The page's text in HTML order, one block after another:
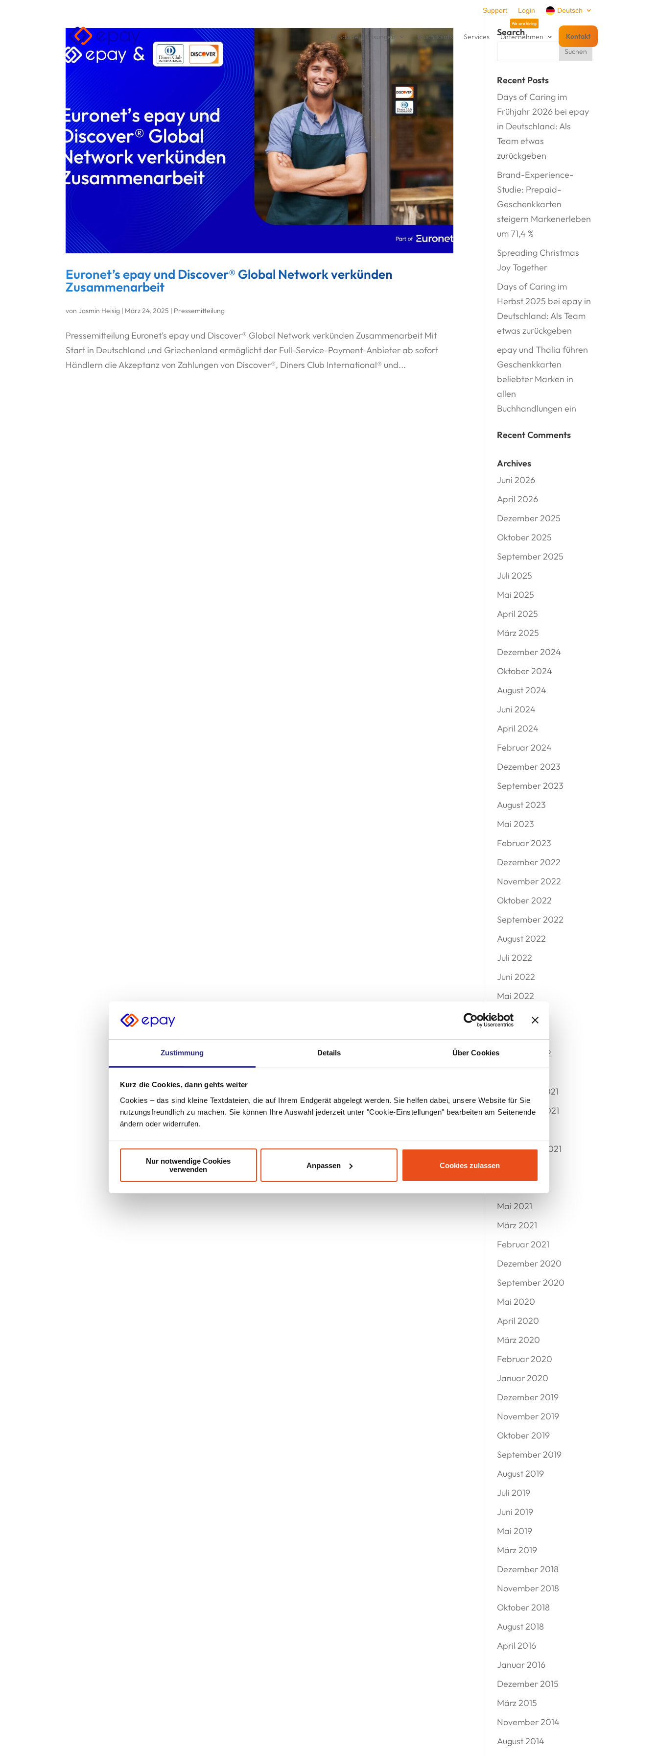
Zustimmung Details Über Cookies
Kurz die Cookies, dann gehts weiter
Cookies – das sind kleine Textdateien, die auf Ihrem Endgerät abgelegt werden. Sie helfen dabei, unsere Website für Sie
nutzungsfreundlich zu machen. Sie können Ihre Auswahl jederzeit unter "Cookie-Einstellungen" bearbeiten am Seitenende
ändern oder widerrufen.
Nur notwendige Cookies
verwenden
Anpassen Cookies zulassen
Support Login Deutsch
Produkte & Lösungen Touchpoints Services Unternehmen Kontakt
Euronet’s epay und Discover® Global Network verkünden
Zusammenarbeit
von Jasmin Heisig | März 24, 2025 | Pressemitteilung
Pressemitteilung Euronet’s epay und Discover® Global Network verkünden Zusammenarbeit Mit
Start in Deutschland und Griechenland ermöglicht der Full-Service-Payment-Anbieter ab sofort
Händlern die Akzeptanz von Zahlungen von Discover®, Diners Club International® und...
Search
Recent Posts
Days of Caring im
Frühjahr 2026 bei epay
in Deutschland: Als
Team etwas
zurückgeben
Brand-Experience-
Studie: Prepaid-
Geschenkkarten
steigern Markenerleben
um 71,4 %
Spreading Christmas
Joy Together
Days of Caring im
Herbst 2025 bei epay in
Deutschland: Als Team
etwas zurückgeben
epay und Thalia führen
Geschenkkarten
beliebter Marken in
allen
Buchhandlungen ein
Recent Comments
Archives
Juni 2026
April 2026
Dezember 2025
Oktober 2025
September 2025
Juli 2025
Mai 2025
April 2025
März 2025
Dezember 2024
Oktober 2024
August 2024
Juni 2024
April 2024
Februar 2024
Dezember 2023
September 2023
August 2023
Mai 2023
Februar 2023
Dezember 2022
November 2022
Oktober 2022
September 2022
August 2022
Juli 2022
Juni 2022
Mai 2022
April 2022
Februar 2022
Dezember 2021
November 2021
September 2021
Juli 2021
Mai 2021
März 2021
Februar 2021
Dezember 2020
September 2020
Mai 2020
April 2020
März 2020
Februar 2020
Januar 2020
Dezember 2019
November 2019
Oktober 2019
September 2019
August 2019
Juli 2019
Juni 2019
Mai 2019
März 2019
Dezember 2018
November 2018
Oktober 2018
August 2018
April 2016
Januar 2016
Dezember 2015
März 2015
November 2014
August 2014